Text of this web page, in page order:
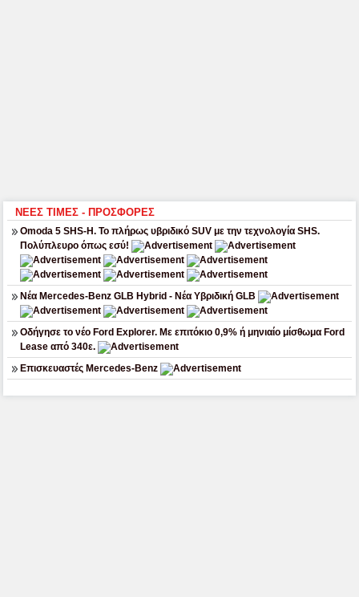
ΝΕΕΣ ΤΙΜΕΣ - ΠΡΟΣΦΟΡΕΣ
Omoda 5 SHS-H. Το πλήρως υβριδικό SUV με την τεχνολογία SHS.
Πολύπλευρο όπως εσύ!
Νέα Mercedes-Benz GLB Hybrid - Νέα Υβριδική GLB
Οδήγησε το νέο Ford Explorer. Με επιτόκιο 0,9% ή μηνιαίο μίσθωμα Ford
Lease από 340ε.
Επισκευαστές Mercedes-Benz